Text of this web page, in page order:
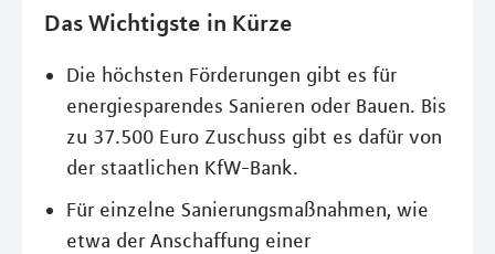
Das Wichtigste in Kürze
Die höchsten Förderungen gibt es für
energiesparendes Sanieren oder Bauen. Bis
zu 37.500 Euro Zuschuss gibt es dafür von
der staatlichen KfW-Bank.
Für einzelne Sanierungsmaßnahmen, wie
etwa der Anschaffung einer